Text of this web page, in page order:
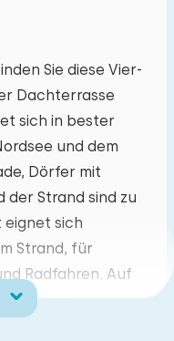
Sie diese Vier-
Dachterrasse
sich in bester
und dem
Dörfer mit
Strand sind zu
eignet sich
Strand, für
Radfahren. Auf
von
Fr Sa So
31 01 02
07 08 09
14 15 16
21 22